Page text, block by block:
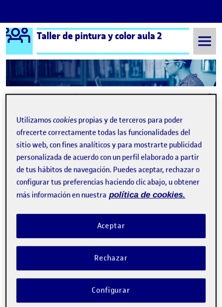
Saltar al contenido
Logo Ágora
Taller de pintura y color aula 2
Semestre 20211 - Aula 2 3 Enero, 2022
3 Enero, 2022
Publicado porPEC4:Proyecto acrílico
Publicado por
Genuvi del Rosario Cortecero Nuñez
Pública Fecha de publicación
3 Ene 2022 - 2 comentarios en PEC4:Proyecto acrílico
Error on kaltura services.
PEC4. Proyecto acrílico.
DEBATE CONTRIBUTIONS
2EN PEC4:PROYECTO ACRÍLICO
Marta de la Rocha Fernández-Jardón
Utilizamoscookies propias y de terceros para poder
ofrecerte correctamente todas las funcionalidades del
sitio web, con fines analíticos y para mostrarte publicidad
personalizada de acuerdo con un perfil elaborado a partir
de tus hábitos de navegación. Puedes aceptar, rechazar o
configurar tus preferencias haciendo clic abajo, u obtener
más información en nuestra política de cookies.
Rechazar
Aceptar
Configurar